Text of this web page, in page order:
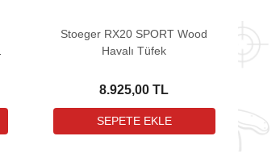
Stoeger RX20 SPORT Wood
Havalı Tüfek
8.925,00 TL